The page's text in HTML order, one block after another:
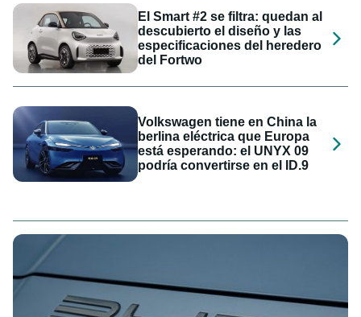
El Smart #2 se filtra: quedan al
descubierto el diseño y las
especificaciones del heredero
del Fortwo
Volkswagen tiene en China la
berlina eléctrica que Europa
está esperando: el UNYX 09
podría convertirse en el ID.9